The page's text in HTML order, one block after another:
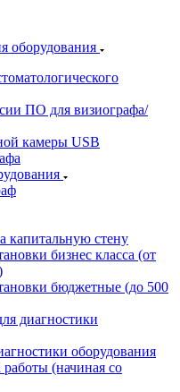
оборудования
ПО для визиографа/
камеры USB
капитальную стену
бизнес класса (от
бюджетные (до 500
диагностики
оборудования
(начиная со